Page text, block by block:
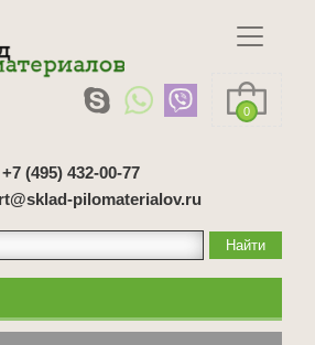
0
+7 (495) 432-00-77
pilomaterialov.ru